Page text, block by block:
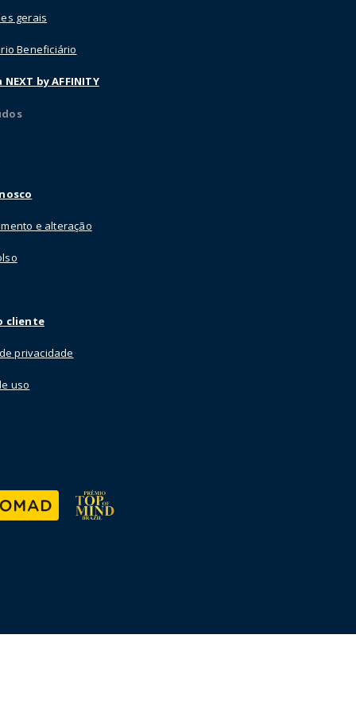
gerais
Beneficiário
NEXT by AFFINITY
e alteração
cliente
privacidade
uso